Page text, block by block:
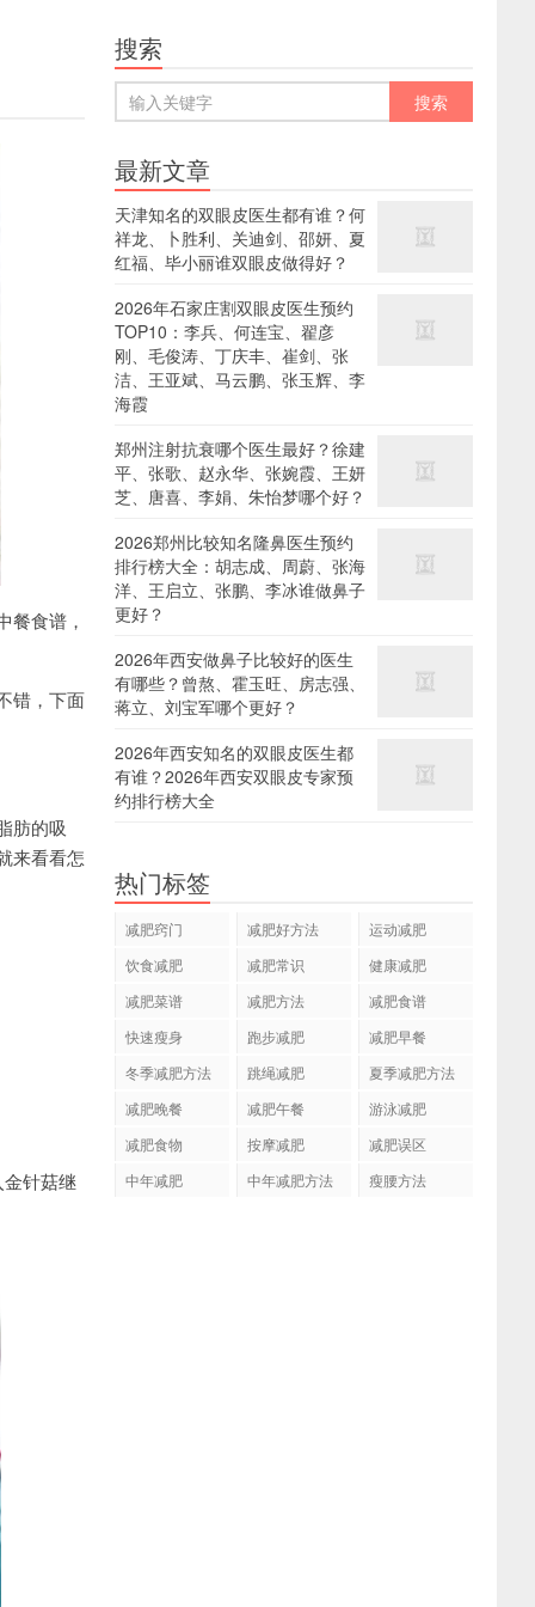
餐食谱，
错，下面
肪的吸
来看看怎
针菇继
搜索
最新文章
天津知名的双眼皮医生都有谁？何
祥龙、卜胜利、关迪剑、邵妍、夏
红福、毕小丽谁双眼皮做得好？
2026年石家庄割双眼皮医生预约
TOP10：李兵、何连宝、翟彦
刚、毛俊涛、丁庆丰、崔剑、张
洁、王亚斌、马云鹏、张玉辉、李
海霞
郑州注射抗衰哪个医生最好？徐建
平、张歌、赵永华、张婉霞、王妍
芝、唐喜、李娟、朱怡梦哪个好？
2026郑州比较知名隆鼻医生预约
排行榜大全：胡志成、周蔚、张海
洋、王启立、张鹏、李冰谁做鼻子
更好？
2026年西安做鼻子比较好的医生
有哪些？曾熬、霍玉旺、房志强、
蒋立、刘宝军哪个更好？
2026年西安知名的双眼皮医生都
有谁？2026年西安双眼皮专家预
约排行榜大全
热门标签
减肥窍门 减肥好方法
运动减肥
饮食减肥
减肥常识
健康减肥
减肥菜谱
减肥方法
减肥食谱
快速瘦身
跑步减肥
减肥早餐
冬季减肥方法
跳绳减肥
夏季减肥方法
减肥晚餐
减肥午餐
游泳减肥
减肥食物
按摩减肥
减肥误区
中年减肥
中年减肥方法 瘦腰方法